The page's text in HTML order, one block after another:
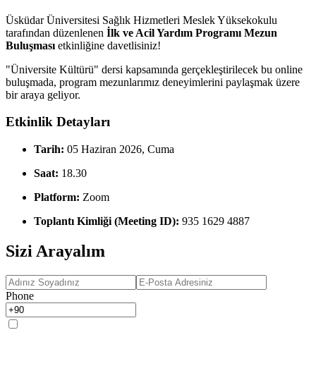
Üsküdar Üniversitesi Sağlık Hizmetleri Meslek Yüksekokulu
tarafından düzenlenen İlk ve Acil Yardım Programı Mezun
Buluşması etkinliğine davetlisiniz!
"Üniversite Kültürü" dersi kapsamında gerçekleştirilecek bu online
buluşmada, program mezunlarımız deneyimlerini paylaşmak üzere
bir araya geliyor.
Etkinlik Detayları
Tarih: 05 Haziran 2026, Cuma
Saat: 18.30
Platform: Zoom
Toplantı Kimliği (Meeting ID): 935 1629 4887
Sizi Arayalım
Phone